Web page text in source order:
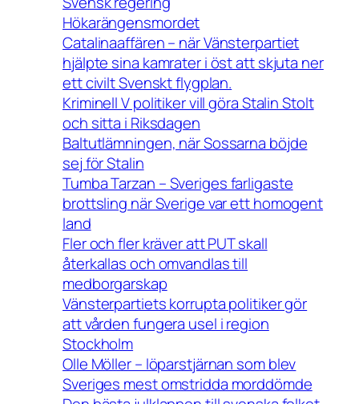
Hökarängensmordet
Catalinaaffären – när Vänsterpartiet
hjälpte sina kamrater i öst att skjuta ner
ett civilt Svenskt flygplan.
Kriminell V politiker vill göra Stalin Stolt
och sitta i Riksdagen
Baltutlämningen, när Sossarna böjde
sej för Stalin
Tumba Tarzan – Sveriges farligaste
brottsling när Sverige var ett homogent
land
Fler och fler kräver att PUT skall
återkallas och omvandlas till
medborgarskap
Vänsterpartiets korrupta politiker gör
att vården fungera usel i region
Stockholm
Olle Möller – löparstjärnan som blev
Sveriges mest omstridda morddömde